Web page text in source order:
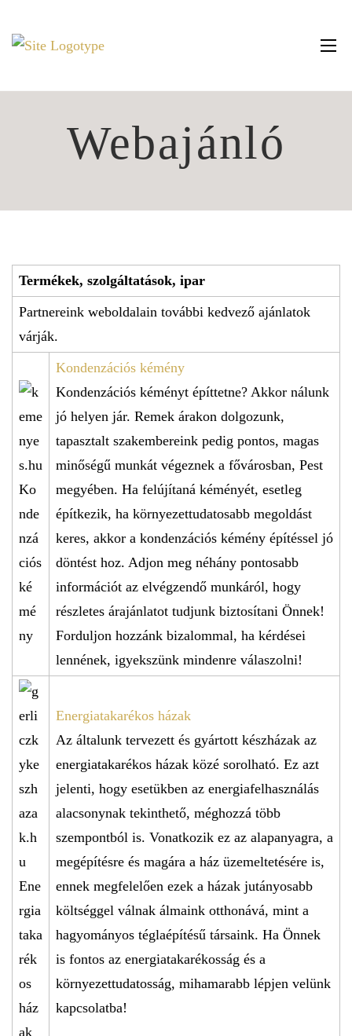
Webajánló
Termékek, szolgáltatások, ipar
Partnereink weboldalain további kedvező ajánlatok
várják.
Kondenzációs kémény
Kondenzációs kéményt építtetne? Akkor nálunk
jó helyen jár. Remek árakon dolgozunk,
tapasztalt szakembereink pedig pontos, magas
minőségű munkát végeznek a fővárosban, Pest
megyében. Ha felújítaná kéményét, esetleg
építkezik, ha környezettudatosabb megoldást
keres, akkor a kondenzációs kémény építéssel jó
döntést hoz. Adjon meg néhány pontosabb
információt az elvégzendő munkáról, hogy
részletes árajánlatot tudjunk biztosítani Önnek!
Forduljon hozzánk bizalommal, ha kérdései
lennének, igyekszünk mindenre válaszolni!
Energiatakarékos házak
Az általunk tervezett és gyártott készházak az
energiatakarékos házak közé sorolható. Ez azt
jelenti, hogy esetükben az energiafelhasználás
alacsonynak tekinthető, méghozzá több
szempontból is. Vonatkozik ez az alapanyagra, a
megépítésre és magára a ház üzemeltetésére is,
ennek megfelelően ezek a házak jutányosabb
költséggel válnak álmaink otthonává, mint a
hagyományos téglaépítésű társaink. Ha Önnek
is fontos az energiatakarékosság és a
környezettudatosság, mihamarabb lépjen velünk
kapcsolatba!